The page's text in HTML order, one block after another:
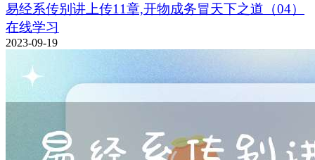
易经系传别讲上传11章,开物成务冒天下之道（04）
在线学习
2023-09-19